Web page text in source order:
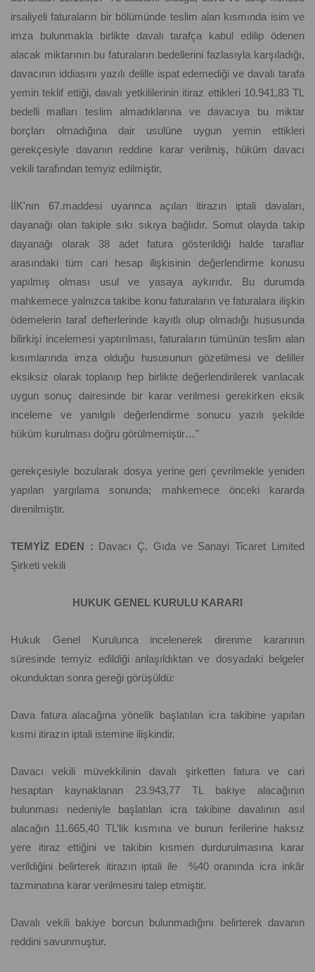
irsaliyeli faturaların bir bölümünde teslim alan kısmında isim ve
imza bulunmakla birlikte davalı tarafça kabul edilip ödenen
alacak miktarının bu faturaların bedellerini fazlasıyla karşıladığı,
davacının iddiasını yazılı delille ispat edemediği ve davalı tarafa
yemin teklif ettiği, davalı yetkililerinin itiraz ettikleri 10.941,83 TL
bedelli malları teslim almadıklarına ve davacıya bu miktar
borçları olmadığına dair usulüne uygun yemin ettikleri
gerekçesiyle davanın reddine karar verilmiş, hüküm davacı
vekili tarafından temyiz edilmiştir.
İİK'nın 67.maddesi uyarınca açılan itirazın iptali davaları,
dayanağı olan takiple sıkı sıkıya bağlıdır. Somut olayda takip
dayanağı olarak 38 adet fatura gösterildiği halde taraflar
arasındaki tüm cari hesap ilişkisinin değerlendirme konusu
yapılmış olması usul ve yasaya aykırıdır. Bu durumda
mahkemece yalnızca takibe konu faturaların ve faturalara ilişkin
ödemelerin taraf defterlerinde kayıtlı olup olmadığı hususunda
bilirkişi incelemesi yaptırılması, faturaların tümünün teslim alan
kısımlarında imza olduğu hususunun gözetilmesi ve deliller
eksiksiz olarak toplanıp hep birlikte değerlendirilerek varılacak
uygun sonuç dairesinde bir karar verilmesi gerekirken eksik
inceleme ve yanılgılı değerlendirme sonucu yazılı şekilde
hüküm kurulması doğru görülmemiştir…"
gerekçesiyle bozularak dosya yerine geri çevrilmekle yeniden
yapılan yargılama sonunda; mahkemece önceki kararda
direnilmiştir.
TEMYİZ EDEN : Davacı Ç. Gıda ve Sanayi Ticaret Limited
Şirketi vekili
HUKUK GENEL KURULU KARARI
Hukuk Genel Kurulunca incelenerek direnme kararının
süresinde temyiz edildiği anlaşıldıktan ve dosyadaki belgeler
okunduktan sonra gereği görüşüldü:
Dava fatura alacağına yönelik başlatılan icra takibine yapılan
kısmi itirazın iptali istemine ilişkindir.
Davacı vekili müvekkilinin davalı şirketten fatura ve cari
hesaptan kaynaklanan 23.943,77 TL bakiye alacağının
bulunması nedeniyle başlatılan icra takibine davalının asıl
alacağın 11.665,40 TL’lik kısmına ve bunun ferilerine haksız
yere itiraz ettiğini ve takibin kısmen durdurulmasına karar
verildiğini belirterek itirazın iptali ile %40 oranında icra inkâr
tazminatına karar verilmesini talep etmiştir.
Davalı vekili bakiye borcun bulunmadığını belirterek davanın
reddini savunmuştur.